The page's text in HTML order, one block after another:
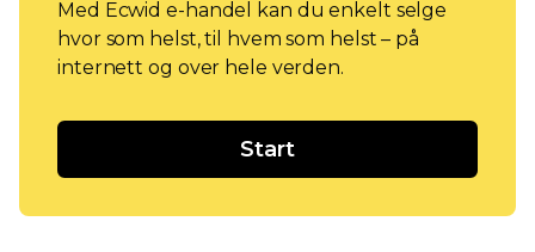
Med Ecwid e-handel kan du enkelt selge
hvor som helst, til hvem som helst – på
internett og over hele verden.
Start